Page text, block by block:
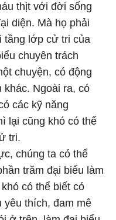
thịt với đời sống
diện. Mà họ phải
tầng lớp cử tri của
chuyên trách
chuyện, có động
khác. Ngoài ra, có
các kỹ năng
lại cũng khó có thể
tri.
chúng ta có thể
trăm đại biểu làm
có thể biết có
yêu thích, đam mê